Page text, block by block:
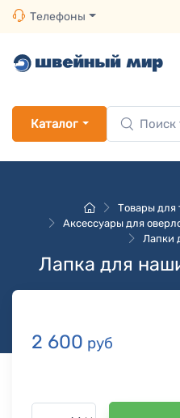
Телефоны
Каталог
Товары для
Аксессуары для
Лапки
Лапка для
2 600 руб